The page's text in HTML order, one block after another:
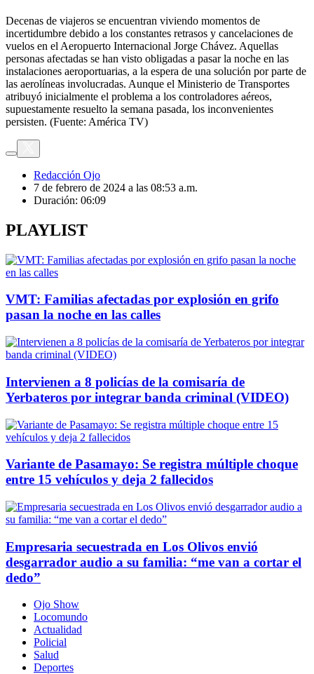
Decenas de viajeros se encuentran viviendo momentos de
incertidumbre debido a los constantes retrasos y cancelaciones de
vuelos en el Aeropuerto Internacional Jorge Chávez. Aquellas
personas afectadas se han visto obligadas a pasar la noche en las
instalaciones aeroportuarias, a la espera de una solución por parte de
las aerolíneas involucradas. Aunque el Ministerio de Transportes
atribuyó inicialmente el problema a los controladores aéreos,
supuestamente resuelto la semana pasada, los inconvenientes
persisten. (Fuente: América TV)
Redacción Ojo
7 de febrero de 2024 a las 08:53 a.m.
Duración: 06:09
PLAYLIST
VMT: Familias afectadas por explosión en grifo
pasan la noche en las calles
Intervienen a 8 policías de la comisaría de
Yerbateros por integrar banda criminal (VIDEO)
Variante de Pasamayo: Se registra múltiple choque
entre 15 vehículos y deja 2 fallecidos
Empresaria secuestrada en Los Olivos envió
desgarrador audio a su familia: “me van a cortar el
dedo”
Ojo Show
Locomundo
Actualidad
Policial
Salud
Deportes